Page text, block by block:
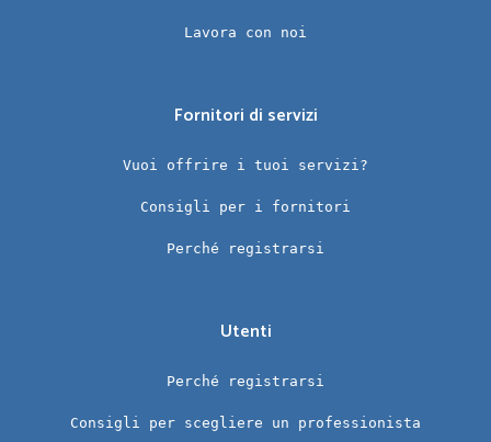
Lavora con noi
Fornitori di servizi
Vuoi offrire i tuoi servizi?
Consigli per i fornitori
Perché registrarsi
Utenti
Perché registrarsi
Consigli per scegliere un professionista